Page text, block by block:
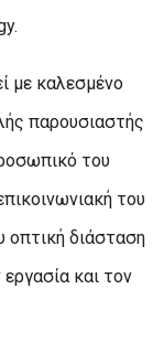
με καλεσμένο
παρουσιαστής
του
του
οπτική διάσταση
και τον